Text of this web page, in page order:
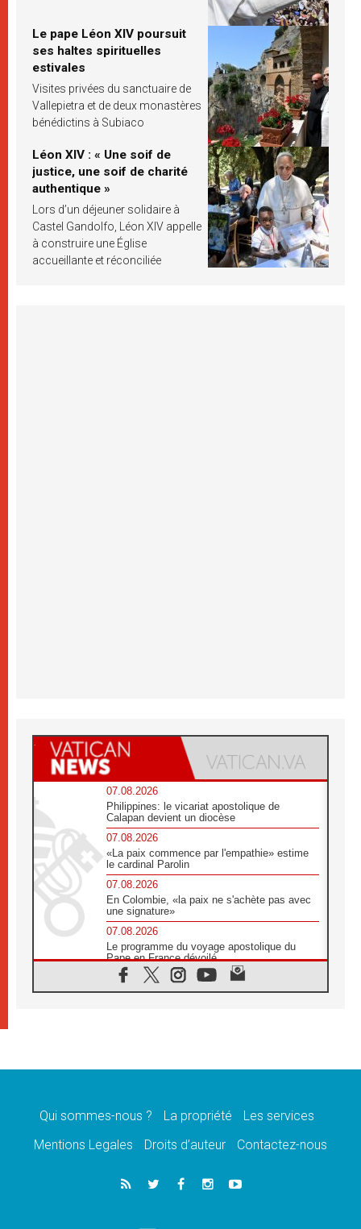
Le pape Léon XIV poursuit
ses haltes spirituelles
estivales
Visites privées du sanctuaire de
Vallepietra et de deux monastères
bénédictins à Subiaco
Léon XIV : « Une soif de
justice, une soif de charité
authentique »
Lors d’un déjeuner solidaire à
Castel Gandolfo, Léon XIV appelle
à construire une Église
accueillante et réconciliée
07.08.2026
Philippines: le vicariat apostolique de
Calapan devient un diocèse
07.08.2026
«La paix commence par l'empathie» estime
le cardinal Parolin
07.08.2026
En Colombie, «la paix ne s'achète pas avec
une signature»
07.08.2026
Le programme du voyage apostolique du
Pape en France dévoilé
07.08.2026
1ère Conférence continentale sur l'éducation
07.08.2026
07.08.2026
lancement des «dix jours de prière pour la
06.08.2026
Préparatifs des JMJ 2027 à Séoul: «c'est
Qui sommes-nous ? La propriété
Les services
Mentions Legales
Droits d’auteur Contactez-nous